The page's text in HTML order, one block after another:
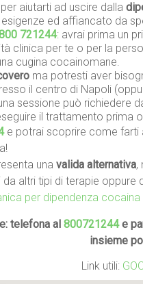
per aiutarti ad uscire dalla
ed affiancato da
721244: avrai prima un
clinica per te o per la
cugina cocainomane.
ma potresti aver
il centro di Napoli
sessione può richiedere
il trattamento prima
e potrai scoprire come farti
una valida alternativa,
altri tipi di terapie oppure
per dipendenza
telefona al 800721244e
insieme
Link utili: